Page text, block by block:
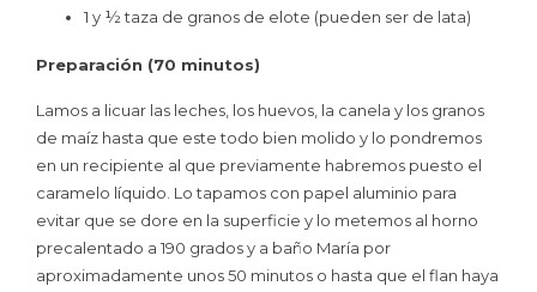
1 y ½ taza de granos de elote (pueden ser de lata)
Preparación (70 minutos)
Lamos a licuar las leches, los huevos, la canela y los granos
de maíz hasta que este todo bien molido y lo pondremos
en un recipiente al que previamente habremos puesto el
caramelo líquido. Lo tapamos con papel aluminio para
evitar que se dore en la superficie y lo metemos al horno
precalentado a 190 grados y a baño María por
aproximadamente unos 50 minutos o hasta que el flan haya